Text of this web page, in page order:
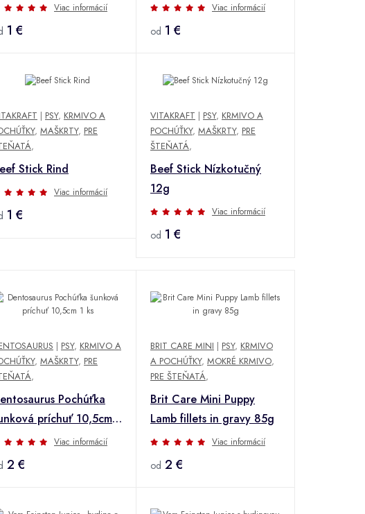
Viac informácií
1 €
Viac informácií
od 1 €
| PSY, KRMIVO A
, MAŠKRTY, PRE
,
Stick Rind
Viac informácií
1 €
VITAKRAFT | PSY, KRMIVO A
POCHÚŤKY, MAŠKRTY, PRE
ŠTEŇATÁ,
Beef Stick Nízkotučný
12g
Viac informácií
od 1 €
| PSY, KRMIVO A
, MAŠKRTY, PRE
,
Pochúťka
príchuť 10,5cm 1
Viac informácií
2 €
BRIT CARE MINI | PSY, KRMIVO
A POCHÚŤKY, MOKRÉ KRMIVO,
PRE ŠTEŇATÁ,
Brit Care Mini Puppy
Lamb fillets in gravy 85g
Viac informácií
od 2 €